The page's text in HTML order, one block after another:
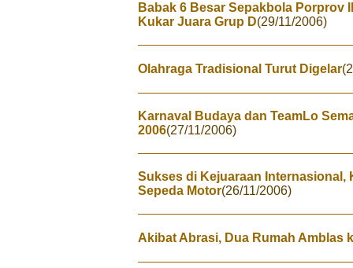
Babak 6 Besar Sepakbola Porprov
Kukar Juara Grup D(29/11/2006)
Olahraga Tradisional Turut Digelar
Karnaval Budaya dan TeamLo
2006(27/11/2006)
Sukses di Kejuaraan Internasional,
Sepeda Motor(26/11/2006)
Akibat Abrasi, Dua Rumah Amblas